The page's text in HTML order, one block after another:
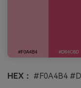
HEX： #F0A4B4